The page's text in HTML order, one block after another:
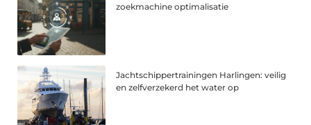
zoekmachine optimalisatie
Jachtschippertrainingen Harlingen: veilig
en zelfverzekerd het water op